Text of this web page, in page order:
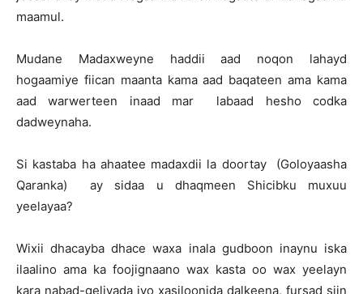
maamul.
Mudane Madaxweyne haddii aad noqon lahayd
hogaamiye fiican maanta kama aad baqateen ama kama
aad warwerteen inaad mar labaad hesho codka
dadweynaha.
Si kastaba ha ahaatee madaxdii la doortay (Goloyaasha
Qaranka) ay sidaa u dhaqmeen Shicibku muxuu
yeelayaa?
Wixii dhacayba dhace waxa inala gudboon inaynu iska
ilaalino ama ka foojignaano wax kasta oo wax yeelayn
kara nabad-geliyada iyo xasiloonida dalkeena, fursad siin